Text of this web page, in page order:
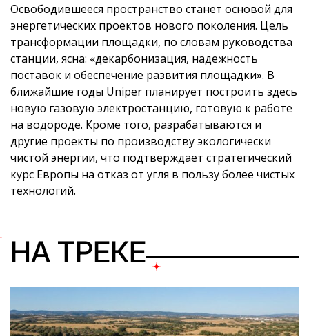
Освободившееся пространство станет основой для
энергетических проектов нового поколения. Цель
трансформации площадки, по словам руководства
станции, ясна: «декарбонизация, надежность
поставок и обеспечение развития площадки». В
ближайшие годы Uniper планирует построить здесь
новую газовую электростанцию, готовую к работе
на водороде. Кроме того, разрабатываются и
другие проекты по производству экологически
чистой энергии, что подтверждает стратегический
курс Европы на отказ от угля в пользу более чистых
технологий.
НА ТРЕКЕ